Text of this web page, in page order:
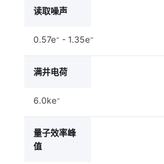
读取噪声
0.57e⁻ - 1.35e⁻
满井电荷
6.0ke⁻
量子效率峰
值